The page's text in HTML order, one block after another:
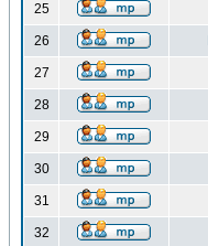
25
26
27
28
29
30
31
32